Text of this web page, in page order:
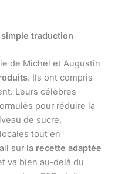
traduction
de Michel et Augustin
. Ils ont compris
Leurs célèbres
pour réduire la
de sucre,
tout en
sur la recette adaptée
va bien au-delà du